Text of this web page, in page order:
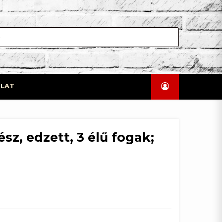
edzett, 3 élű fogak;